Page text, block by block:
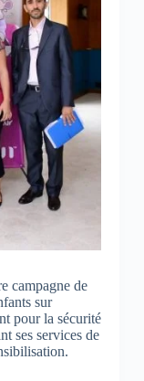
campagne de
sur
pour la sécurité
ses services de